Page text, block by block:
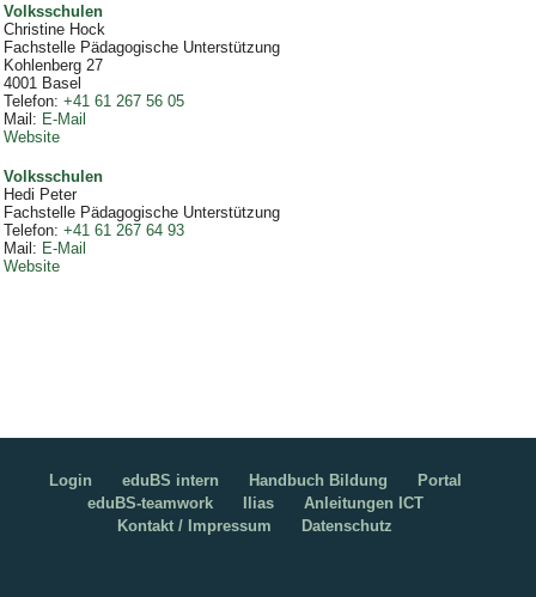
Volksschulen
Christine Hock
Fachstelle Pädagogische Unterstützung
Kohlenberg 27
4001 Basel
Telefon: +41 61 267 56 05
Mail: E-Mail
Website
Volksschulen
Hedi Peter
Fachstelle Pädagogische Unterstützung
Telefon: +41 61 267 64 93
Mail : E-Mail
Website
Login eduBS intern Handbuch Bildung
Portal
eduBS-teamwork
Ilias
Anleitungen ICT
Kontakt / Impressum
Datenschutz